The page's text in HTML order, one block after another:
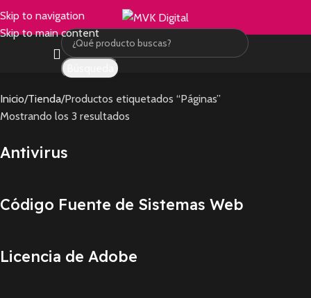
Skip to navigation
Skip to main content
Inicio Tienda Productos etiquetados “Páginas”
Mostrando los 3 resultados
Antivirus
Código Fuente de Sistemas Web
Licencia de Adobe